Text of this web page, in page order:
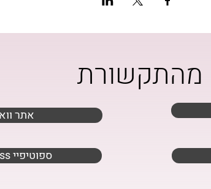
מהתקשורת
אתר
wellness ספוטיפיי